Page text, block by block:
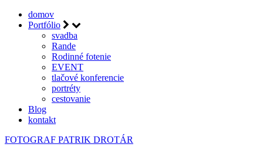
domov
Portfólio
svadba
Rande
Rodinné fotenie
EVENT
tlačové konferencie
portréty
cestovanie
Blog
kontakt
FOTOGRAF PATRIK DROTÁR